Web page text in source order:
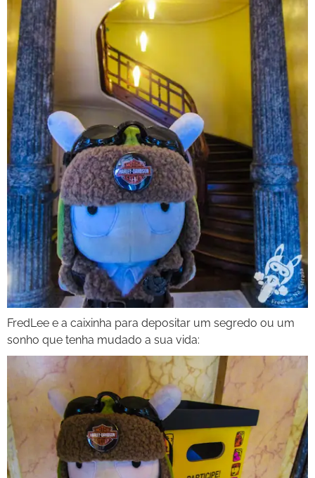
FredLee e a caixinha para depositar um segredo ou um
sonho que tenha mudado a sua vida: